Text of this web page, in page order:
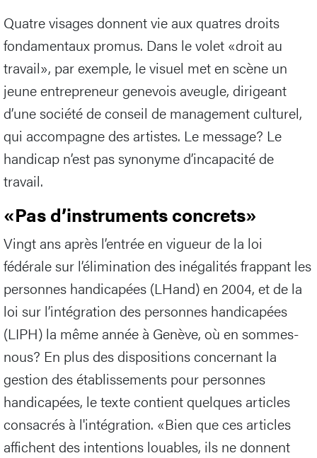
Quatre visages donnent vie aux quatres droits
fondamentaux promus. Dans le volet «droit au
travail», par exemple, le visuel met en scène un
jeune entrepreneur genevois aveugle, dirigeant
d’une société de conseil de management culturel,
qui accompagne des artistes. Le message? Le
handicap n’est pas synonyme d’incapacité de
travail.
«Pas d’instruments concrets»
Vingt ans après l’entrée en vigueur de la loi
fédérale sur l’élimination des inégalités frappant les
personnes handicapées (LHand) en 2004, et de la
loi sur l’intégration des personnes handicapées
(LIPH) la même année à Genève, où en sommes-
nous? En plus des dispositions concernant la
gestion des établissements pour personnes
handicapées, le texte contient quelques articles
consacrés à l'intégration. «Bien que ces articles
affichent des intentions louables, ils ne donnent